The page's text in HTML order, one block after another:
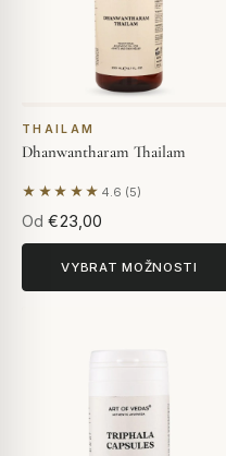
THAILAM
Dhanwantharam Thailam
★★★★★ 4.6 (5)
Na základě 5 hodnocení
Od €23,00
VYBRAT MOŽNOSTI